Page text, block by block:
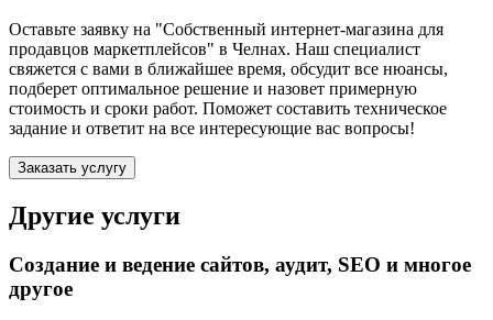
Оставьте заявку на "Собственный интернет-магазина для
продавцов маркетплейсов" в Челнах. Наш специалист
свяжется с вами в ближайшее время, обсудит все нюансы,
подберет оптимальное решение и назовет примерную
стоимость и сроки работ. Поможет составить техническое
задание и ответит на все интересующие вас вопросы!
Заказать услугу
Другие услуги
Создание и ведение сайтов, аудит, SEO и многое
другое